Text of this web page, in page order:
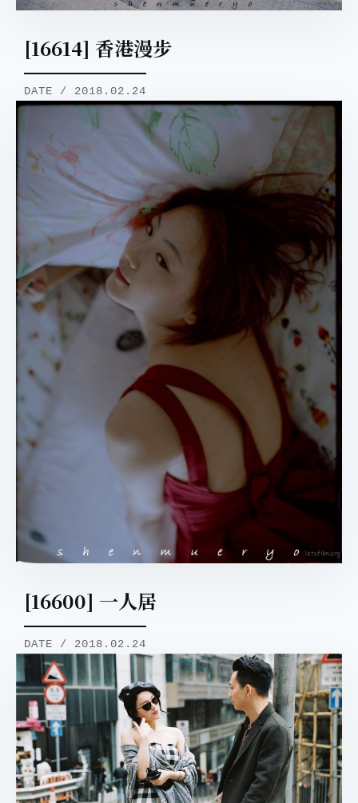
[16614] 香港漫步
DATE / 2018.02.24
[16600] 一人居
DATE / 2018.02.24